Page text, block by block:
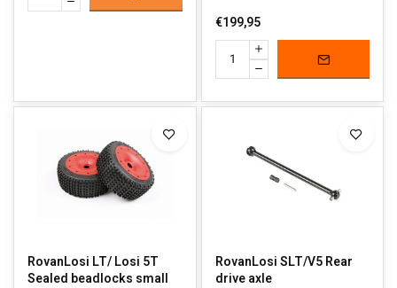
€199,95
RovanLosi LT/ Losi 5T
Sealed beadlocks small
RovanLosi SLT/V5 Rear
drive axle